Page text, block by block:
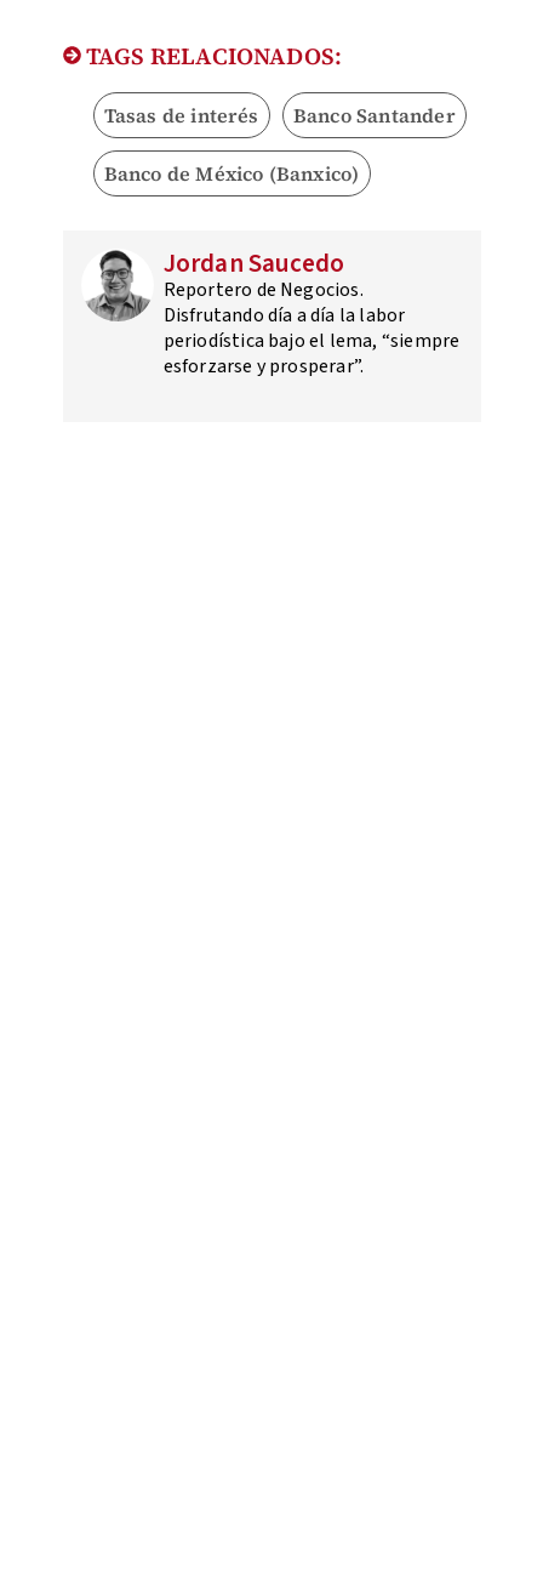
TAGS RELACIONADOS:
Tasas de interés Banco Santander
Banco de México (Banxico)
Jordan Saucedo
Reportero de Negocios.
Disfrutando día a día la labor
periodística bajo el lema, “siempre
esforzarse y prosperar”.